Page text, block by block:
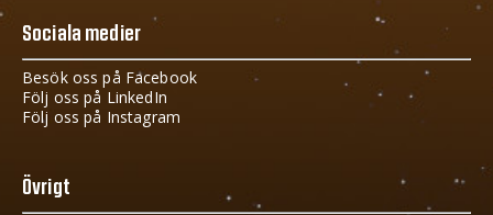
Sociala medier
Besök oss på Facebook
Följ oss på LinkedIn
Följ oss på Instagram
Övrigt